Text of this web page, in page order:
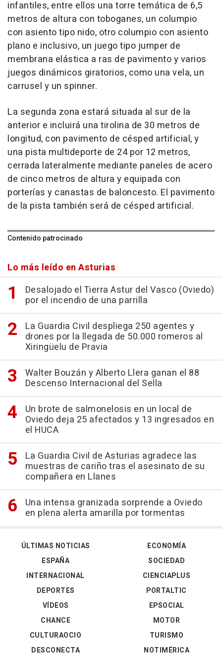
infantiles, entre ellos una torre temática de 6,5
metros de altura con toboganes, un columpio
con asiento tipo nido, otro columpio con asiento
plano e inclusivo, un juego tipo jumper de
membrana elástica a ras de pavimento y varios
juegos dinámicos giratorios, como una vela, un
carrusel y un spinner.
La segunda zona estará situada al sur de la
anterior e incluirá una tirolina de 30 metros de
longitud, con pavimento de césped artificial, y
una pista multideporte de 24 por 12 metros,
cerrada lateralmente mediante paneles de acero
de cinco metros de altura y equipada con
porterías y canastas de baloncesto. El pavimento
de la pista también será de césped artificial.
Contenido patrocinado
Lo más leído en Asturias
Desalojado el Tierra Astur del Vasco (Oviedo)
por el incendio de una parrilla
La Guardia Civil despliega 250 agentes y
drones por la llegada de 50.000 romeros al
Xiringüelu de Pravia
Walter Bouzán y Alberto Llera ganan el 88
Descenso Internacional del Sella
Un brote de salmonelosis en un local de
Oviedo deja 25 afectados y 13 ingresados en
el HUCA
La Guardia Civil de Asturias agradece las
muestras de cariño tras el asesinato de su
compañera en Llanes
Una intensa granizada sorprende a Oviedo
en plena alerta amarilla por tormentas
ÚLTIMAS NOTICIAS
ESPAÑA
INTERNACIONAL
DEPORTES
VÍDEOS
ECONOMÍA
SOCIEDAD
CIENCIAPLUS
PORTALTIC
EPSOCIAL
CHANCE
CULTURAOCIO
DESCONECTA
MOTOR
TURISMO
NOTIMÉRICA